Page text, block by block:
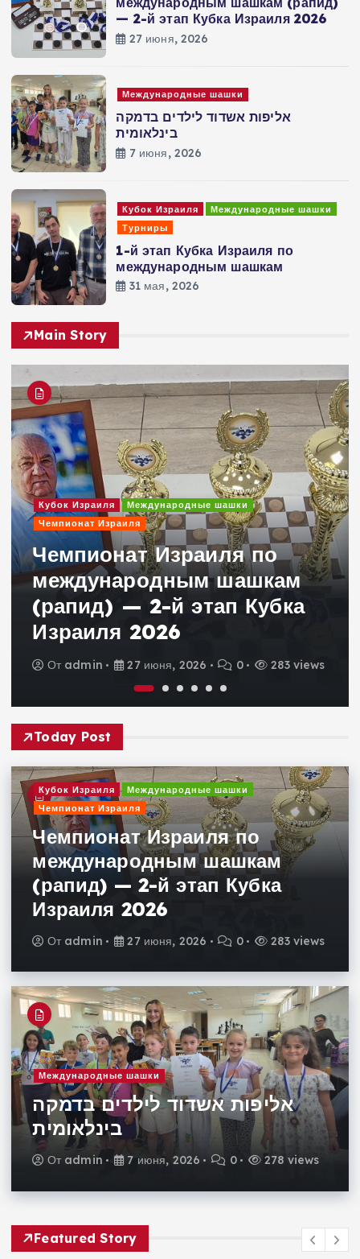
— 2-й этап Кубка Израиля 2026
27 июня, 2026
Международные шашки
אליפות אשדוד לילדים בדמקה
בינלאומית
7 июня, 2026
Кубок Израиля
Международные шашки
Турниры
1-й этап Кубка Израиля по
международным шашкам
31 мая, 2026
Main Story
Кубок Израиля
Международные шашки
Чемпионат Израиля
Чемпионат Израиля по
международным шашкам
(рапид) — 2-й этап Кубка
Израиля 2026
От admin 27 июня, 2026 0 283 views
Today Post
Кубок Израиля
Международные шашки
Чемпионат Израиля
Чемпионат Израиля по
международным шашкам
(рапид) — 2-й этап Кубка
Израиля 2026
От admin 27 июня, 2026 0 283 views
Международные шашки
אליפות אשדוד לילדים בדמקה
בינלאומית
От admin 7 июня, 2026 0 278 views
Featured Story